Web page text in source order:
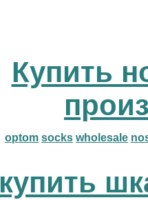
Купить
optom socks wholesale
купить